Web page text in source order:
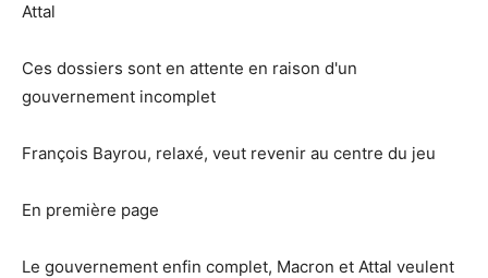
Attal
Ces dossiers sont en attente en raison d'un
gouvernement incomplet
François Bayrou, relaxé, veut revenir au centre du jeu
En première page
Le gouvernement enfin complet, Macron et Attal veulent